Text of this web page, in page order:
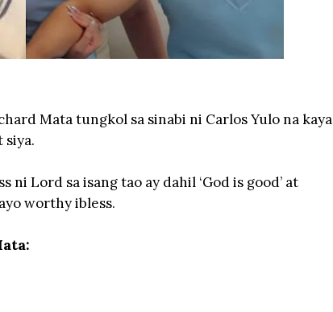
Mata tungkol sa sinabi ni Carlos Yulo na kaya
siya.
ni Lord sa isang tao ay dahil ‘God is good’ at
worthy ibless.